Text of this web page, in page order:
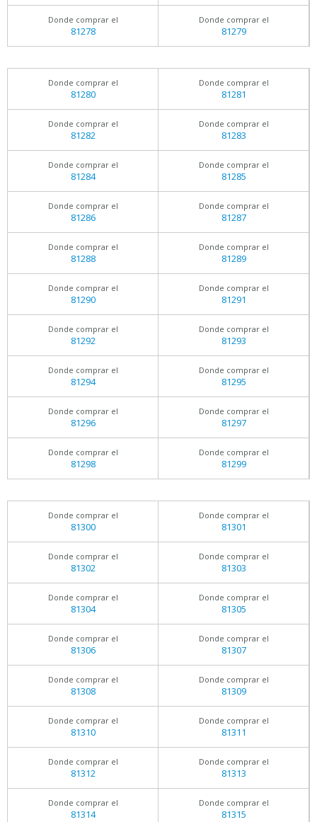
Donde comprar el
81278
Donde comprar el
81279
Donde comprar el
81280
Donde comprar el
81281
Donde comprar el
81282
Donde comprar el
81283
Donde comprar el
81284
Donde comprar el
81285
Donde comprar el
81286
Donde comprar el
81287
Donde comprar el
81288
Donde comprar el
81289
Donde comprar el
81290
Donde comprar el
81291
Donde comprar el
81292
Donde comprar el
81293
Donde comprar el
81294
Donde comprar el
81295
Donde comprar el
81296
Donde comprar el
81297
Donde comprar el
81298
Donde comprar el
81299
Donde comprar el
81300
Donde comprar el
81301
Donde comprar el
81302
Donde comprar el
81303
Donde comprar el
81304
Donde comprar el
81305
Donde comprar el
81306
Donde comprar el
81307
Donde comprar el
81308
Donde comprar el
81309
Donde comprar el
81310
Donde comprar el
81311
Donde comprar el
81312
Donde comprar el
81313
Donde comprar el
81314
Donde comprar el
81315